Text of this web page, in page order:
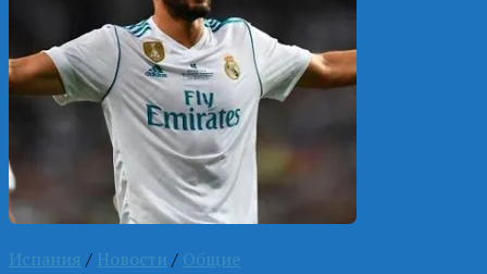
Испания / Новости / Общие